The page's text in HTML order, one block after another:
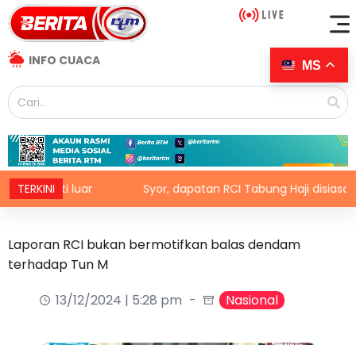
INFO CUACA
TERKINI
luar Syor, dapatan RCI Tabung Haji disiasat
Laporan RCI bukan bermotifkan balas dendam
terhadap Tun M
13/12/2024 | 5:28 pm
Nasional
MS